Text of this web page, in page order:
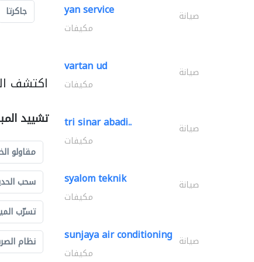
جاكرتا
اكتشف
تشييد
مقاولو
سحب
تسرّب
نظام
yan service صيانة
مكيفات
vartan ud صيانة
مكيفات
tri sinar abadi.. صيانة
مكيفات
syalom teknik صيانة
مكيفات
sunjaya air conditioning صيانة
مكيفات